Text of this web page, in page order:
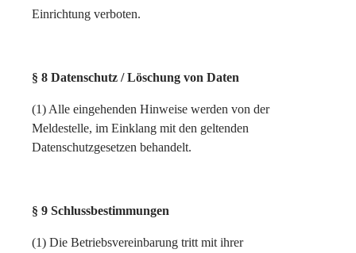
Einrichtung verboten.
§ 8 Datenschutz / Löschung von Daten
(1) Alle eingehenden Hinweise werden von der
Meldestelle, im Einklang mit den geltenden
Datenschutzgesetzen behandelt.
§ 9 Schlussbestimmungen
(1) Die Betriebsvereinbarung tritt mit ihrer